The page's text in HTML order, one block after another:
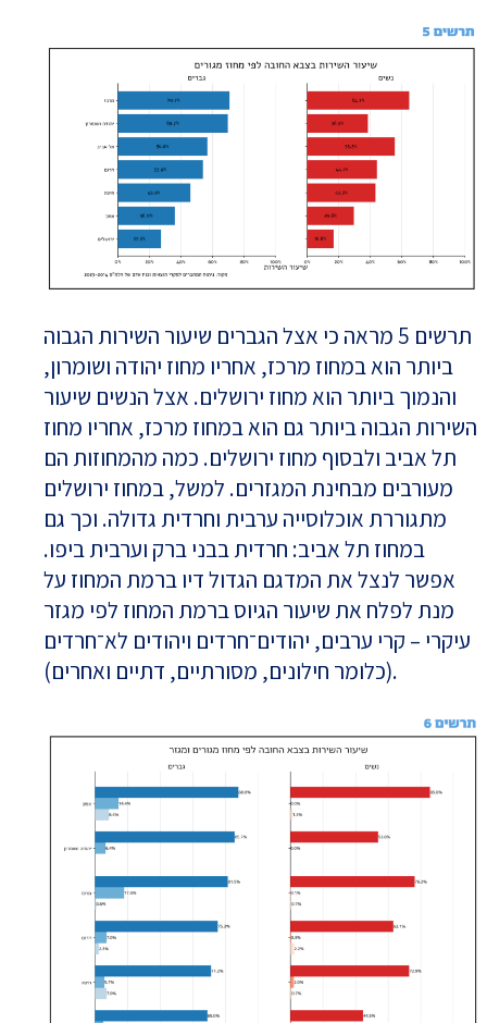
תרשים 5 מראה כי אצל הגברים שיעור השירות הגבוה
ביותר הוא במחוז מרכז, אחריו מחוז יהודה ושומרון,
והנמוך ביותר הוא מחוז ירושלים. אצל הנשים שיעור
השירות הגבוה ביותר גם הוא במחוז מרכז, אחריו מחוז
תל אביב ולבסוף מחוז ירושלים. כמה מהמחוזות הם
מעורבים מבחינת המגזרים. למשל, במחוז ירושלים
מתגוררת אוכלוסייה ערבית וחרדית גדולה. וכך גם
במחוז תל אביב: חרדית בבני ברק וערבית ביפו.
אפשר לנצל את המדגם הגדול דיו ברמת המחוז על
מנת לפלח את שיעור הגיוס ברמת המחוז לפי מגזר
עיקרי – קרי ערבים, יהודים־חרדים ויהודים לא־חרדים
(כלומר חילונים, מסורתיים, דתיים ואחרים).